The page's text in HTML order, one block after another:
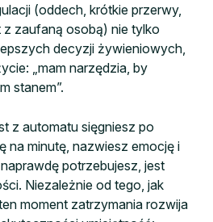
(oddech, krótkie przerwy,
z zaufaną osobą) nie tylko
decyzji żywieniowych,
„mam narzędzia, by
stanem”.
z automatu sięgniesz po
na minutę, nazwiesz emocję i
potrzebujesz, jest
Niezależnie od tego, jak
moment zatrzymania rozwija